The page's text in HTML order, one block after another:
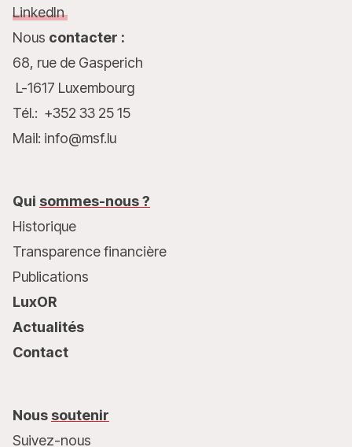
LinkedIn
Nous contacter :
68, rue de Gasperich
L-1617 Luxembourg
Tél.: +352 33 25 15
Mail: info@msf.lu
Qui sommes-nous ?
Historique
Transparence financière
Publications
LuxOR
Actualités
Contact
Nous soutenir
Suivez-nous